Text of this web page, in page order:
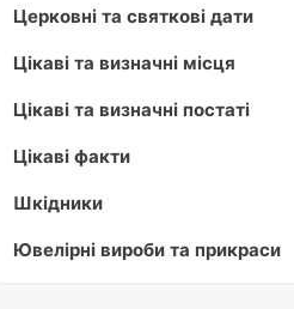
Церковні та святкові дати
Цікаві та визначні місця
Цікаві та визначні постаті
Цікаві факти
Шкідники
Ювелірні вироби та прикраси